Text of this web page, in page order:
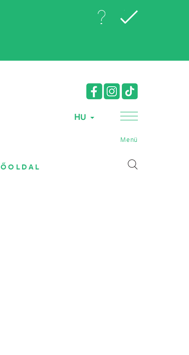
HU
Menü